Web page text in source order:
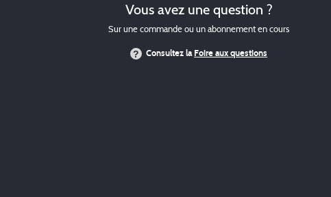
Vous avez une question ?
Sur une commande ou un abonnement en cours
Consultez laFoire aux questions